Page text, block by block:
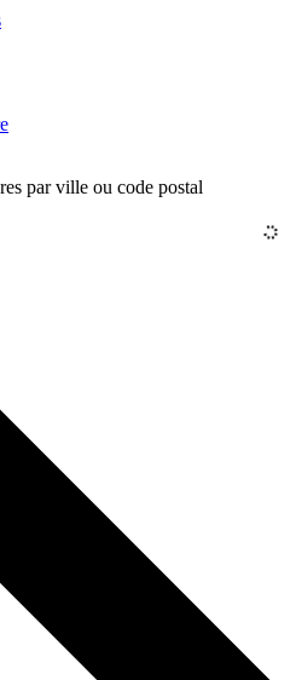
par ville ou code postal